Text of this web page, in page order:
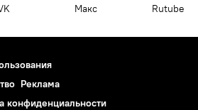
Макс Rutube
Реклама
конфиденциальности